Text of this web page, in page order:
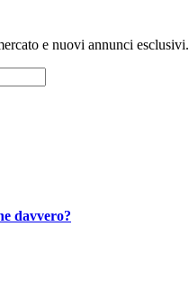
e nuovi annunci esclusivi.
davvero?